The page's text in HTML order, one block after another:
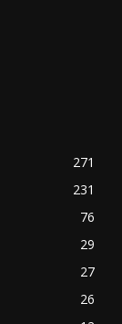
271
231
76
29
27
26